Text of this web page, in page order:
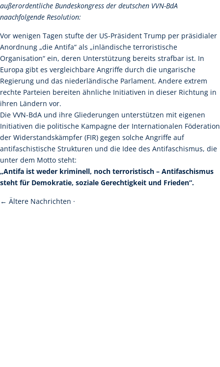
außerordentliche Bundeskongress der deutschen VVN-BdA
naachfolgende Resolution:
Vor wenigen Tagen stufte der US-Präsident Trump per präsidialer
Anordnung „die Antifa“ als „inländische terroristische
Organisation“ ein, deren Unterstützung bereits strafbar ist. In
Europa gibt es vergleichbare Angriffe durch die ungarische
Regierung und das niederländische Parlament. Andere extrem
rechte Parteien bereiten ähnliche Initiativen in dieser Richtung in
ihren Ländern vor.
Die VVN-BdA und ihre Gliederungen unterstützen mit eigenen
Initiativen die politische Kampagne der Internationalen Föderation
der Widerstandskämpfer (FIR) gegen solche Angriffe auf
antifaschistische Strukturen und die Idee des Antifaschismus, die
unter dem Motto steht:
„Antifa ist weder kriminell, noch terroristisch – Antifaschismus
steht für Demokratie, soziale Gerechtigkeit und Frieden“.
← Ältere Nachrichten ·